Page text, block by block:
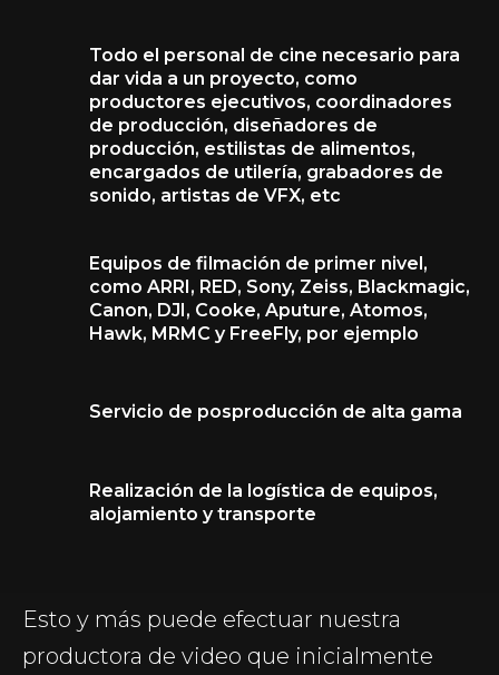
Todo el personal de cine necesario para
dar vida a un proyecto, como
productores ejecutivos, coordinadores
de producción, diseñadores de
producción, estilistas de alimentos,
encargados de utilería, grabadores de
sonido, artistas de VFX, etc
Equipos de filmación de primer nivel,
como ARRI, RED, Sony, Zeiss, Blackmagiс,
Canon, DJI, Cooke, Aputure, Atomos,
Hawk, MRMC y FreeFly, por ejemplo
Servicio de posproducción de alta gama
Realización de la logística de equipos,
alojamiento y transporte
Esto y más puede efectuar nuestra
productora de video que inicialmente